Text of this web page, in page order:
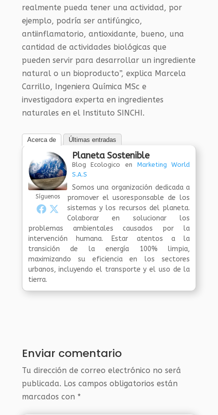
realmente pueda tener una actividad, por
ejemplo, podría ser antifúngico,
antiinflamatorio, antioxidante, bueno, una
cantidad de actividades biológicas que
pueden servir para desarrollar un ingrediente
natural o un bioproducto”, explica Marcela
Carrillo, Ingeniera Química MSc e
investigadora experta en ingredientes
naturales en el Instituto SINCHI.
Acerca de Últimas entradas
Síguenos
Planeta Sostenible
Blog Ecologico en Marketing World
S.A.S
Somos una organización dedicada a
promover el usoresponsable de los
sistemas y los recursos del planeta.
Colaborar en solucionar los
problemas ambientales causados por la
intervención humana. Estar atentos a la
transición de la energía 100% limpia,
maximizando su eficiencia en los sectores
urbanos, incluyendo el transporte y el uso de la
tierra.
Enviar comentario
Tu dirección de correo electrónico no será
publicada. Los campos obligatorios están
marcados con *